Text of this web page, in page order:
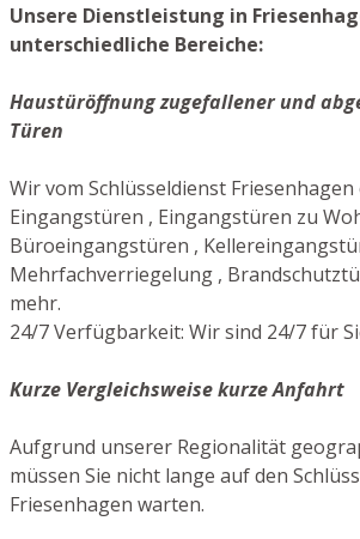
Unsere Dienstleistung in
unterschiedliche Bereiche:
Haustüröffnung zugefallener und
Türen
Wir vom Schlüsseldienst
Eingangstüren , Eingangstüren zu
Büroeingangstüren ,
Mehrfachverriegelung ,
mehr.
24/7 Verfügbarkeit: Wir sind 24/7 für
Kurze Vergleichsweise kurze Anfahrt
Aufgrund unserer Regionalität
müssen Sie nicht lange auf den
Friesenhagen warten.